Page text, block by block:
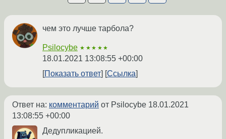
чем это лучше тарбола?
Psilocybe ★★★★★
18.01.2021 13:08:55 +00:00
Показать ответ
Ссылка
Ответ на: комментарий от Psilocybe 18.01.2021
13:08:55 +00:00
Дедупликацией.